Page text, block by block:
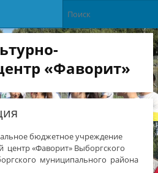
«Фаворит»
бюджетное учреждение
центр «Фаворит» Выборгского
муниципального района